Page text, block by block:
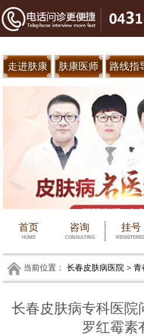
走进肤康 肤康医师 路线指
首页
HOME
咨询
CONSULTING
挂号
当前位置： 长春皮肤病医院> 青
长春皮肤病专科医院
罗红霉素